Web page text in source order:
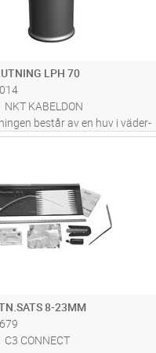
LPH 70
NKT KABELDON
består av en huv i väder-
gummi. Kabelns ledare
isolerslang typ IS.
8-23MM
C3 CONNECT